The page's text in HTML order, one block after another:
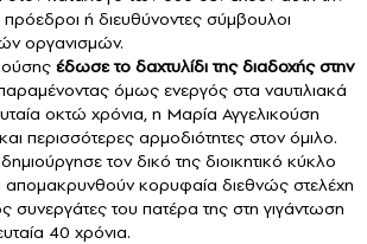
πρόεδροι ή διευθύνοντες σύμβουλοι
οργανισμών.
έδωσε το δαχτυλίδι της διαδοχής στην
όμως ενεργός στα ναυτιλιακά
οκτώ χρόνια, η Μαρία Αγγελικούση
περισσότερες αρμοδιότητες στον όμιλο.
τον δικό της διοικητικό κύκλο
απομακρυνθούν κορυφαία διεθνώς στελέχη
του πατέρα της στη γιγάντωση
40 χρόνια.